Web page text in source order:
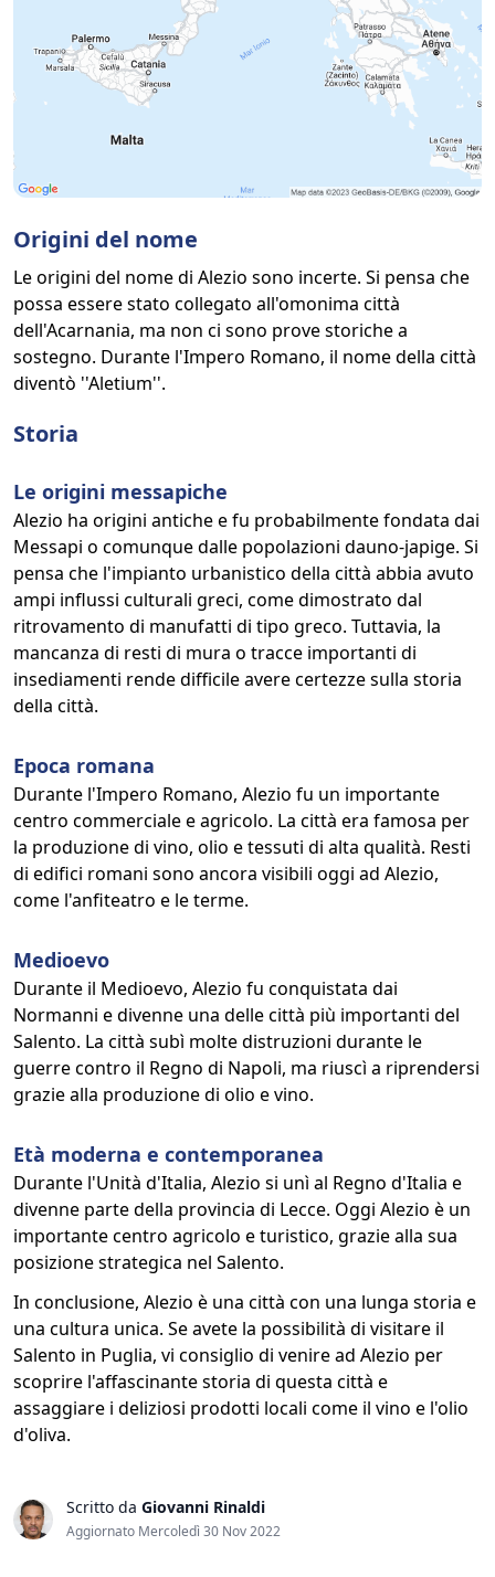
Origini del nome
Le origini del nome di Alezio sono incerte. Si pensa che
possa essere stato collegato all'omonima città
dell'Acarnania, ma non ci sono prove storiche a
sostegno. Durante l'Impero Romano, il nome della città
diventò ''Aletium''.
Storia
Le origini messapiche
Alezio ha origini antiche e fu probabilmente fondata dai
Messapi o comunque dalle popolazioni dauno-japige. Si
pensa che l'impianto urbanistico della città abbia avuto
ampi influssi culturali greci, come dimostrato dal
ritrovamento di manufatti di tipo greco. Tuttavia, la
mancanza di resti di mura o tracce importanti di
insediamenti rende difficile avere certezze sulla storia
della città.
Epoca romana
Durante l'Impero Romano, Alezio fu un importante
centro commerciale e agricolo. La città era famosa per
la produzione di vino, olio e tessuti di alta qualità. Resti
di edifici romani sono ancora visibili oggi ad Alezio,
come l'anfiteatro e le terme.
Medioevo
Durante il Medioevo, Alezio fu conquistata dai
Normanni e divenne una delle città più importanti del
Salento. La città subì molte distruzioni durante le
guerre contro il Regno di Napoli, ma riuscì a riprendersi
grazie alla produzione di olio e vino.
Età moderna e contemporanea
Durante l'Unità d'Italia, Alezio si unì al Regno d'Italia e
divenne parte della provincia di Lecce. Oggi Alezio è un
importante centro agricolo e turistico, grazie alla sua
posizione strategica nel Salento.
In conclusione, Alezio è una città con una lunga storia e
una cultura unica. Se avete la possibilità di visitare il
Salento in Puglia, vi consiglio di venire ad Alezio per
scoprire l'affascinante storia di questa città e
assaggiare i deliziosi prodotti locali come il vino e l'olio
d'oliva.
Scritto da Giovanni Rinaldi
Aggiornato Mercoledì 30 Nov 2022